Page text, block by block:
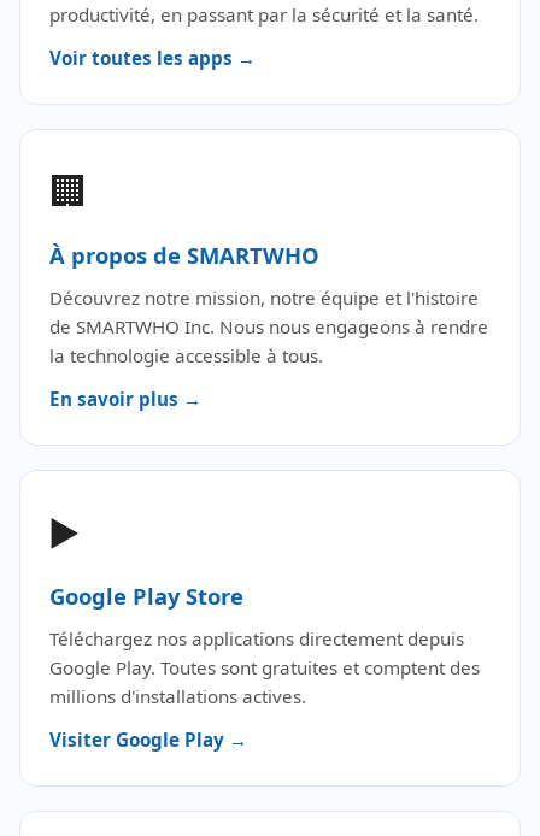
productivité, en passant par la sécurité et la santé.
Voir toutes les apps →
🏢
À propos de SMARTWHO
Découvrez notre mission, notre équipe et l'histoire
de SMARTWHO Inc. Nous nous engageons à rendre
la technologie accessible à tous.
En savoir plus →
▶️
Google Play Store
Téléchargez nos applications directement depuis
Google Play. Toutes sont gratuites et comptent des
millions d'installations actives.
Visiter Google Play →